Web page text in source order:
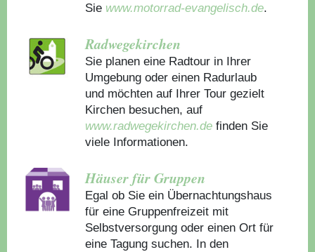
Sie www.motorrad-evangelisch.de.
Radwegekirchen
Sie planen eine Radtour in Ihrer
Umgebung oder einen Radurlaub
und möchten auf Ihrer Tour gezielt
Kirchen besuchen, auf
www.radwegekirchen.de finden Sie
viele Informationen.
Häuser für Gruppen
Egal ob Sie ein Übernachtungshaus
für eine Gruppenfreizeit mit
Selbstversorgung oder einen Ort für
eine Tagung suchen. In den